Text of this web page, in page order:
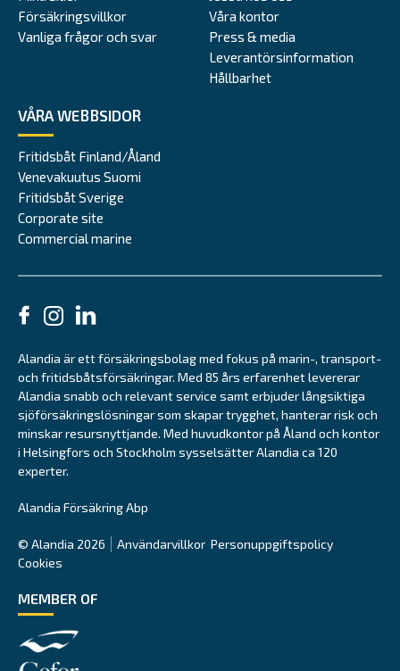
Försäkringsvillkor
Vanliga frågor och svar
Våra kontor
Press & media
Leverantörsinformation
Hållbarhet
VÅRA WEBBSIDOR
Fritidsbåt Finland/Åland
Venevakuutus Suomi
Fritidsbåt Sverige
Corporate site
Commercial marine
Alandia är ett försäkringsbolag med fokus på marin-, transport-
och fritidsbåtsförsäkringar. Med 85 års erfarenhet levererar
Alandia snabb och relevant service samt erbjuder långsiktiga
sjöförsäkringslösningar som skapar trygghet, hanterar risk och
minskar resursnyttjande. Med huvudkontor på Åland och kontor
i Helsingfors och Stockholm sysselsätter Alandia ca 120
experter.
Alandia Försäkring Abp
© Alandia 2026 Användarvillkor Personuppgiftspolicy
Cookies
MEMBER OF